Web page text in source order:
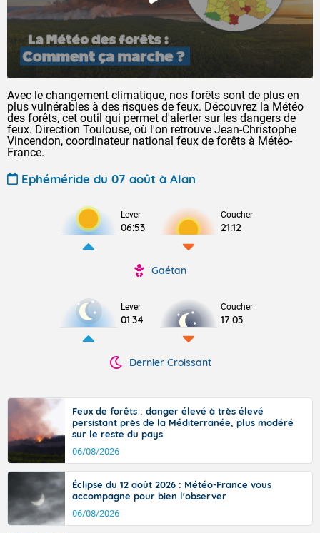
Avec le changement climatique, nos forêts sont de plus en
plus vulnérables à des risques de feux. Découvrez la Météo
des forêts, cet outil qui permet d'alerter sur les dangers de
feux. Direction Toulouse, où l'on retrouve Jean-Christophe
Vincendon, coordinateur national feux de forêts à Météo-
France.
Ephéméride du 07 août à Alan
Lever
06:53
Coucher
21:12
Gaétan
Lever
01:34
Coucher
17:03
Dernier Croissant
Feux de forêts : danger élevé à très élevé
persistant près de la Méditerranée, plus modéré
sur le reste du pays
06/08/2026
Éclipse du 12 août 2026 : Météo-France vous
accompagne pour bien l'observer
06/08/2026